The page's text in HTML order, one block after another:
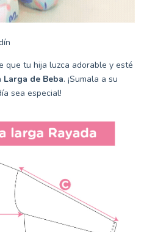
que tu hija luzca adorable y esté
Larga de Beba. ¡Sumala a su
sea especial!